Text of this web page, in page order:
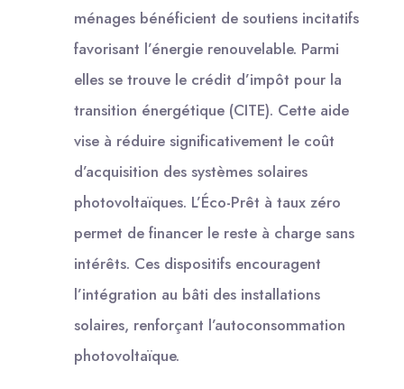
ménages bénéficient de soutiens incitatifs
favorisant l’énergie renouvelable. Parmi
elles se trouve le crédit d’impôt pour la
transition énergétique (CITE). Cette aide
vise à réduire significativement le coût
d’acquisition des systèmes solaires
photovoltaïques. L’Éco-Prêt à taux zéro
permet de financer le reste à charge sans
intérêts. Ces dispositifs encouragent
l’intégration au bâti des installations
solaires, renforçant l’autoconsommation
photovoltaïque.